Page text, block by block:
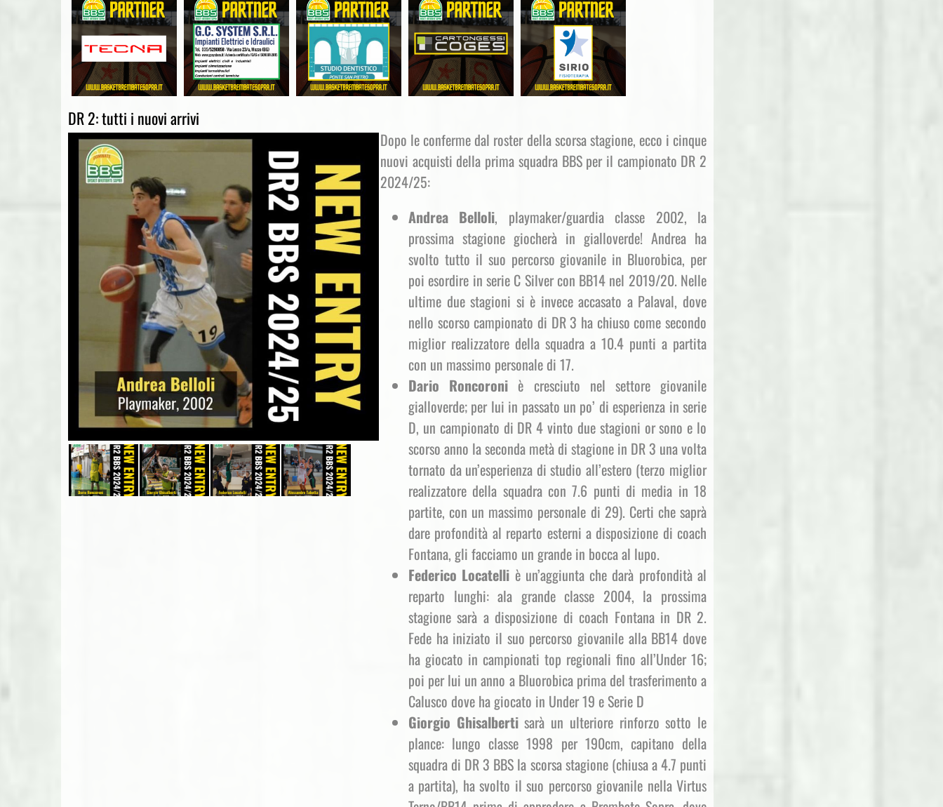
DR 2: tutti i nuovi arrivi
Dopo le conferme dal roster della scorsa stagione, ecco i cinque
nuovi acquisti della prima squadra BBS per il campionato DR 2
2024/25:
Andrea Belloli, playmaker/guardia classe 2002, la
prossima stagione giocherà in gialloverde! Andrea ha
svolto tutto il suo percorso giovanile in Bluorobica, per
poi esordire in serie C Silver con BB14 nel 2019/20. Nelle
ultime due stagioni si è invece accasato a Palaval, dove
nello scorso campionato di DR 3 ha chiuso come secondo
miglior realizzatore della squadra a 10.4 punti a partita
con un massimo personale di 17.
Dario Roncoroni è cresciuto nel settore giovanile
gialloverde; per lui in passato un po’ di esperienza in serie
D, un campionato di DR 4 vinto due stagioni or sono e lo
scorso anno la seconda metà di stagione in DR 3 una volta
tornato da un’esperienza di studio all’estero (terzo miglior
realizzatore della squadra con 7.6 punti di media in 18
partite, con un massimo personale di 29). Certi che saprà
dare profondità al reparto esterni a disposizione di coach
Fontana, gli facciamo un grande in bocca al lupo.
Federico Locatelli è un’aggiunta che darà profondità al
reparto lunghi: ala grande classe 2004, la prossima
stagione sarà a disposizione di coach Fontana in DR 2.
Fede ha iniziato il suo percorso giovanile alla BB14 dove
ha giocato in campionati top regionali fino all’Under 16;
poi per lui un anno a Bluorobica prima del trasferimento a
Calusco dove ha giocato in Under 19 e Serie D
Giorgio Ghisalbertisarà un ulteriore rinforzo sotto le
plance: lungo classe 1998 per 190cm, capitano della
squadra di DR 3 BBS la scorsa stagione (chiusa a 4.7 punti
a partita), ha svolto il suo percorso giovanile nella Virtus